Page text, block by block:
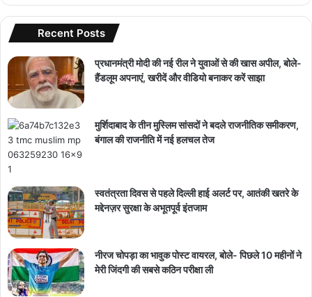
Recent Posts
प्रधानमंत्री मोदी की नई रील ने युवाओं से की खास अपील, बोले-
हैंडलूम अपनाएं, खरीदें और वीडियो बनाकर करें साझा
मुर्शिदाबाद के तीन मुस्लिम सांसदों ने बदले राजनीतिक समीकरण,
बंगाल की राजनीति में नई हलचल तेज
स्वतंत्रता दिवस से पहले दिल्ली हाई अलर्ट पर, आतंकी खतरे के
मद्देनज़र सुरक्षा के अभूतपूर्व इंतजाम
नीरज चोपड़ा का भावुक पोस्ट वायरल, बोले- पिछले 10 महीनों ने
मेरी जिंदगी की सबसे कठिन परीक्षा ली